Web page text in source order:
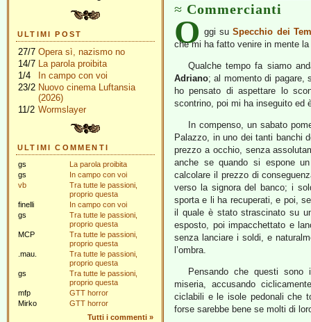
ULTIMI POST
27/7 Opera sì, nazismo no
14/7 La parola proibita
1/4
In campo con voi
23/2 Nuovo cinema Luftansia
(2026)
11/2 Wormslayer
ULTIMI COMMENTI
gs
La parola proibita
gs
In campo con voi
vb
Tra tutte le passioni,
proprio questa
finelli
In campo con voi
gs
Tra tutte le passioni,
proprio questa
MCP
Tra tutte le passioni,
proprio questa
.mau.
Tra tutte le passioni,
proprio questa
gs
Tra tutte le passioni,
proprio questa
mfp
GTT horror
Mirko
GTT horror
Tutti i commenti »
Commercianti
O ggi suSpecchio dei
che mi ha fatto venire in mente
Qualche tempo fa siamo
Adriano; al momento di pagare,
ho pensato di aspettare lo
scontrino, poi mi ha inseguito ed
In compenso, un sabato
Palazzo, in uno dei tanti banchi
prezzo a occhio, senza
anche se quando si espone
calcolare il prezzo di
verso la signora del banco; i
sporta e li ha recuperati, e poi,
il quale è stato strascinato su
esposto, poi impacchettato e
senza lanciare i soldi, e
l’ombra.
Pensando che questi
miseria, accusando
ciclabili e le isole pedonali che
forse sarebbe bene se molti di